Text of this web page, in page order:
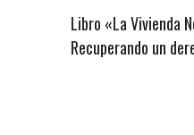
Libro «La Vivienda
Recuperando un